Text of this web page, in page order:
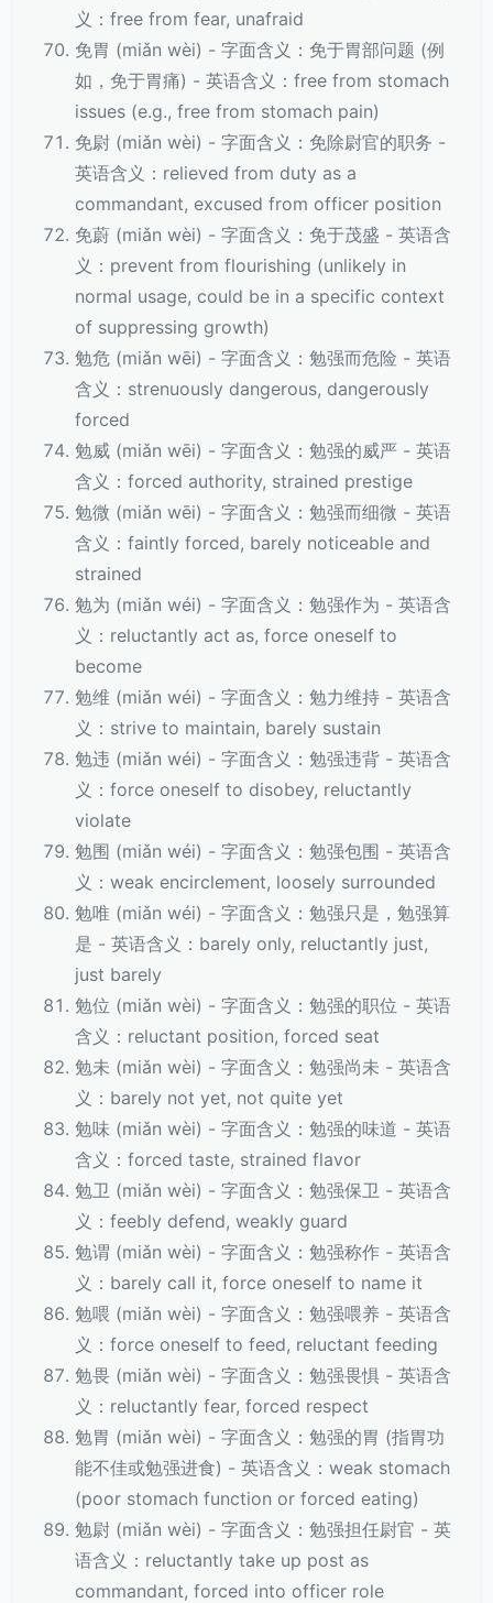
义：free from fear, unafraid
免胃 (miǎn wèi) - 字面含义：免于胃部问题 (例
如，免于胃痛) - 英语含义：free from stomach
issues (e.g., free from stomach pain)
免尉 (miǎn wèi) - 字面含义：免除尉官的职务 -
英语含义：relieved from duty as a
commandant, excused from officer position
免蔚 (miǎn wèi) - 字面含义：免于茂盛 - 英语含
义：prevent from flourishing (unlikely in
normal usage, could be in a specific context
of suppressing growth)
勉危 (miǎn wēi) - 字面含义：勉强而危险 - 英语
含义：strenuously dangerous, dangerously
forced
勉威 (miǎn wēi) - 字面含义：勉强的威严 - 英语
含义：forced authority, strained prestige
勉微 (miǎn wēi) - 字面含义：勉强而细微 - 英语
含义：faintly forced, barely noticeable and
strained
勉为 (miǎn wéi) - 字面含义：勉强作为 - 英语含
义：reluctantly act as, force oneself to
become
勉维 (miǎn wéi) - 字面含义：勉力维持 - 英语含
义：strive to maintain, barely sustain
勉违 (miǎn wéi) - 字面含义：勉强违背 - 英语含
义：force oneself to disobey, reluctantly
violate
勉围 (miǎn wéi) - 字面含义：勉强包围 - 英语含
义：weak encirclement, loosely surrounded
勉唯 (miǎn wéi) - 字面含义：勉强只是，勉强算
是 - 英语含义：barely only, reluctantly just,
just barely
勉位 (miǎn wèi) - 字面含义：勉强的职位 - 英语
含义：reluctant position, forced seat
勉未 (miǎn wèi) - 字面含义：勉强尚未 - 英语含
义：barely not yet, not quite yet
勉味 (miǎn wèi) - 字面含义：勉强的味道 - 英语
含义：forced taste, strained flavor
勉卫 (miǎn wèi) - 字面含义：勉强保卫 - 英语含
义：feebly defend, weakly guard
勉谓 (miǎn wèi) - 字面含义：勉强称作 - 英语含
义：barely call it, force oneself to name it
勉喂 (miǎn wèi) - 字面含义：勉强喂养 - 英语含
义：force oneself to feed, reluctant feeding
勉畏 (miǎn wèi) - 字面含义：勉强畏惧 - 英语含
义：reluctantly fear, forced respect
勉胃 (miǎn wèi) - 字面含义：勉强的胃 (指胃功
能不佳或勉强进食) - 英语含义：weak stomach
(poor stomach function or forced eating)
勉尉 (miǎn wèi) - 字面含义：勉强担任尉官 - 英
语含义：reluctantly take up post as
commandant, forced into officer role